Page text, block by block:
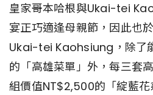
皇家哥本哈根與Ukai-tei
宴正巧適逢母親節，因此也
Ukai-tei Kaohsiung，除了
的「高雄菜單」外，每三套
組價值NT$2,500的「綻藍